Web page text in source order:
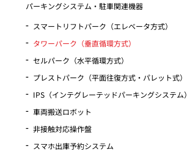
パーキングシステム・駐車関連機器
スマートリフトパーク（エレベータ方式）
タワーパーク（垂直循環方式）
セルパーク（水平循環方式）
プレストパーク（平面往復方式・パレット式）
IPS（インテグレーテッドパーキングシステム）
車両搬送ロボット
非接触対応操作盤
スマホ出庫予約システム